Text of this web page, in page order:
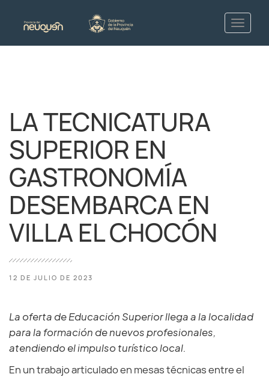
LA TECNICATURA
SUPERIOR EN
GASTRONOMÍA
DESEMBARCA EN
VILLA EL CHOCÓN
12 DE JULIO DE 2023
La oferta de Educación Superior llega a la localidad
para la formación de nuevos profesionales,
atendiendo el impulso turístico local.
En un trabajo articulado en mesas técnicas entre el